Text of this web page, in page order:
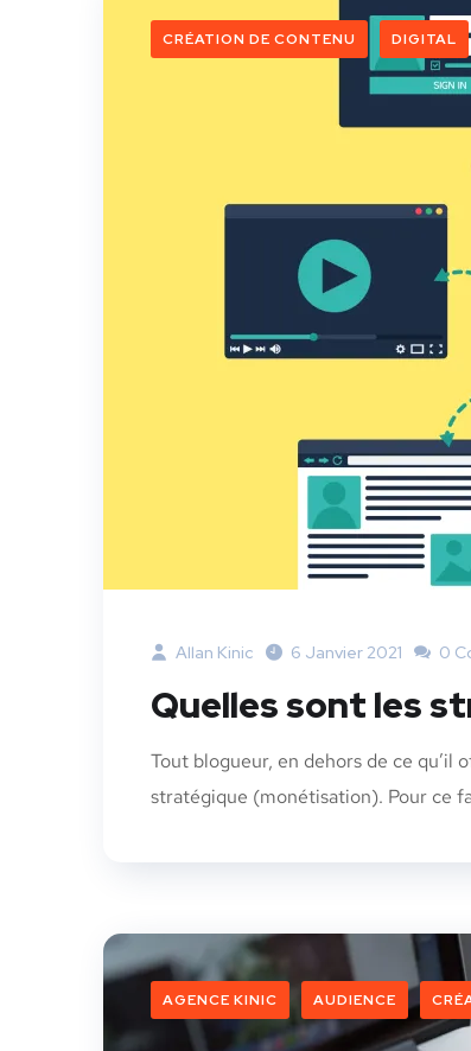
CRÉATION DE CONTENU DIGITAL
Allan Kinic 6 Janvier 2021 0
Quelles sont les
Tout blogueur, en dehors de ce qu’il
stratégique (monétisation). Pour ce
AGENCE KINIC AUDIENCE